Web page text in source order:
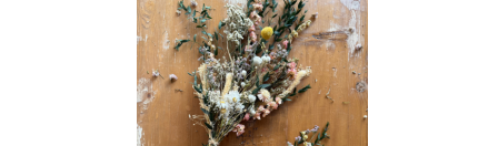
Precioso ramo de flores preservadas en tonos suaves y
delicados, perfectos para crear un ambiente cálido en
cualquier rincón de tu casa.